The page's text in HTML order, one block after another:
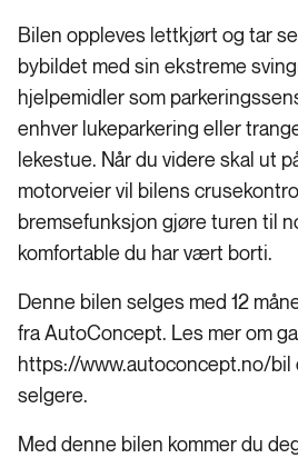
Bilen oppleves lettkjørt og tar
bybildet med sin ekstreme
hjelpemidler som
enhver lukeparkering eller
lekestue. Når du videre skal ut
motorveier vil bilens
bremsefunksjon gjøre turen til
komfortable du har vært borti.
Denne bilen selges med 12
fra AutoConcept. Les mer om
https://www.autoconcept.no/bil
selgere.
Med denne bilen kommer du